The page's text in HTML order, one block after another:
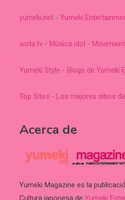
yumeki.net - Yumeki
wota.tv - Música idol -
Yumeki Style - Blogs de Yumeki
Top Sites - Los mejores sitios
Acerca de
Yumeki Magazine es la
Cultura japonesa de Yumeki